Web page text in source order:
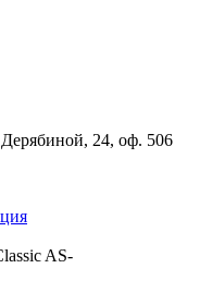
24, оф. 506
AS-